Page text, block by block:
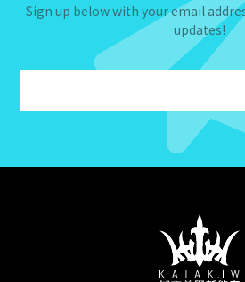
Sign up below with your email
updates!